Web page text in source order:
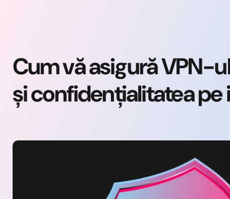
Cum vă asigură VPN-
și confidențialitatea pe